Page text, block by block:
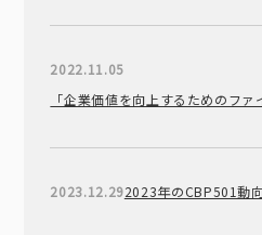
2022.11.05
「企業価値を向上するためのフ
2023.12.292023年のCBP501動